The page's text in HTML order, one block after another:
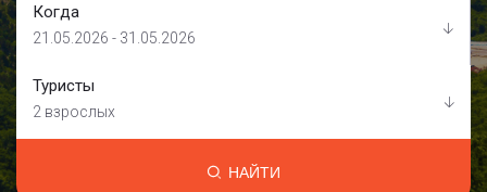
Когда
21.05.2026 - 31.05.2026
Туристы
2 взрослых
НАЙТИ